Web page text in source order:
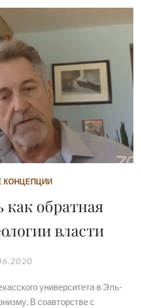
КОНЦЕПЦИИ
обратная
власти
университета в Эль-
В соавторстве с